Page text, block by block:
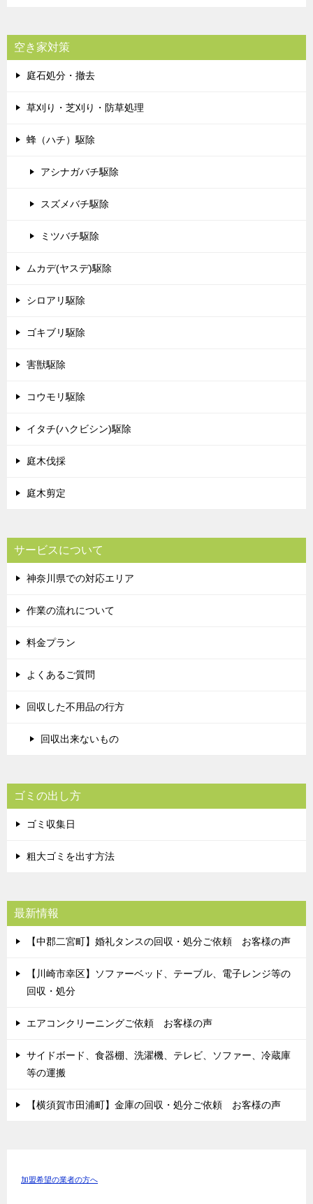
空き家対策
庭石処分・撤去
草刈り・芝刈り・防草処理
蜂（ハチ）駆除
アシナガバチ駆除
スズメバチ駆除
ミツバチ駆除
ムカデ(ヤスデ)駆除
シロアリ駆除
ゴキブリ駆除
害獣駆除
コウモリ駆除
イタチ(ハクビシン)駆除
庭木伐採
庭木剪定
サービスについて
神奈川県での対応エリア
作業の流れについて
料金プラン
よくあるご質問
回収した不用品の行方
回収出来ないもの
ゴミの出し方
ゴミ収集日
粗大ゴミを出す方法
最新情報
【中郡二宮町】婚礼タンスの回収・処分ご依頼 お客様の声
【川崎市幸区】ソファーベッド、テーブル、電子レンジ等の
回収・処分
エアコンクリーニングご依頼 お客様の声
サイドボード、食器棚、洗濯機、テレビ、ソファー、冷蔵庫
等の運搬
【横須賀市田浦町】金庫の回収・処分ご依頼 お客様の声
加盟希望の業者の方へ